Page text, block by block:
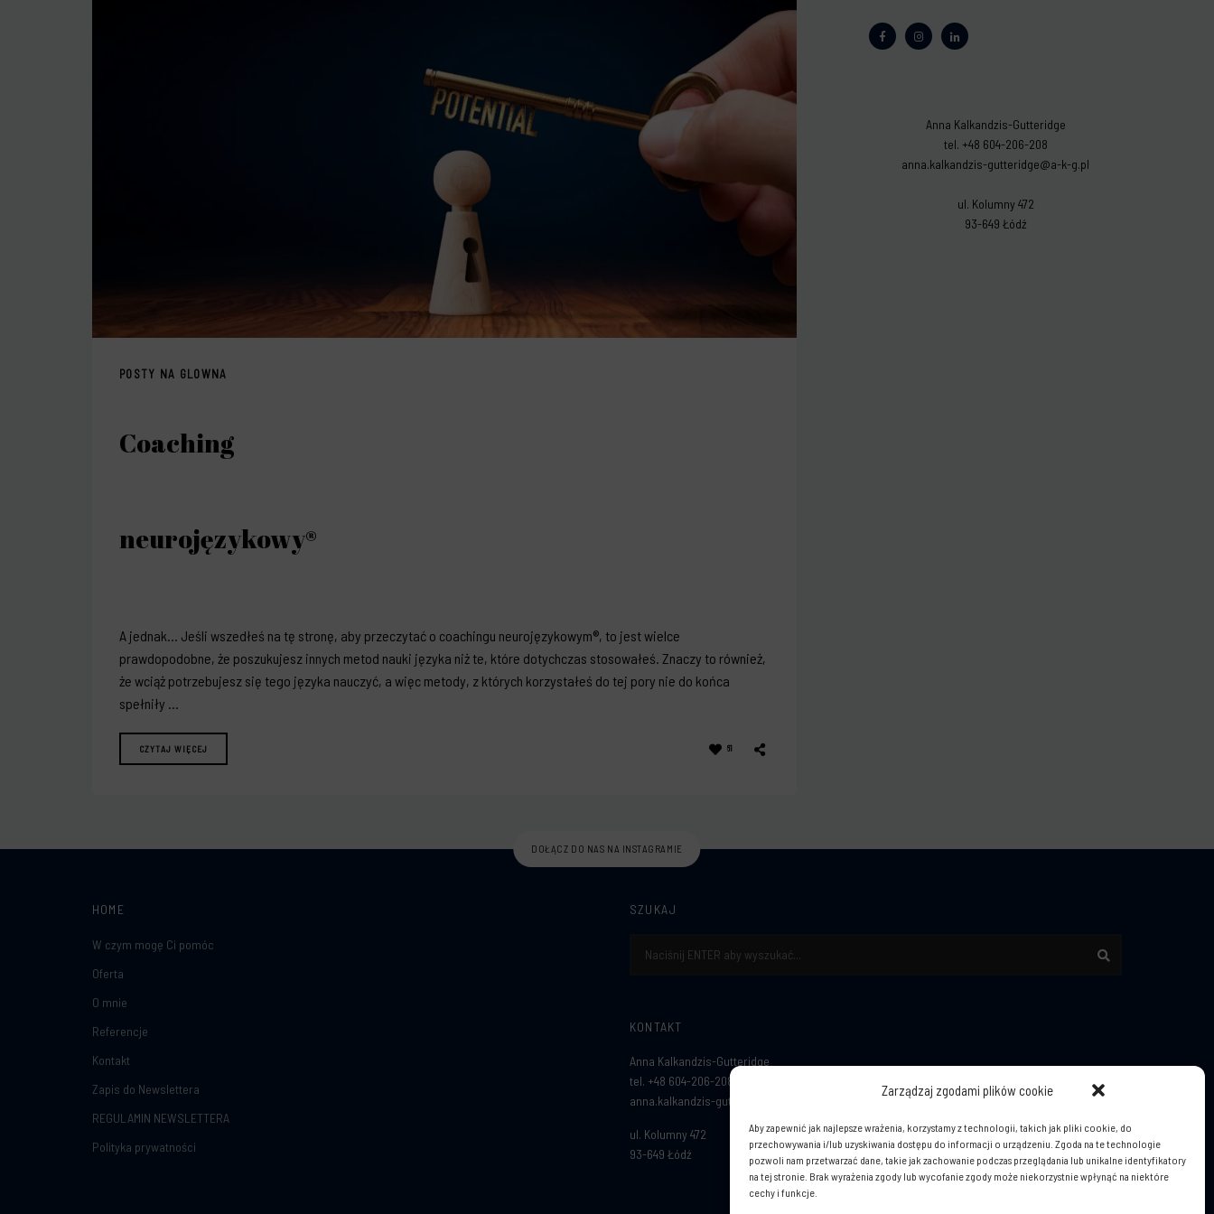
Zarządzaj zgodami plików cookie
Aby zapewnić jak najlepsze wrażenia, korzystamy z technologii, takich jak pliki cookie, do
przechowywania i/lub uzyskiwania dostępu do informacji o urządzeniu. Zgoda na te technologie
pozwoli nam przetwarzać dane, takie jak zachowanie podczas przeglądania lub unikalne identyfikatory
na tej stronie. Brak wyrażenia zgody lub wycofanie zgody może niekorzystnie wpłynąć na niektóre
cechy i funkcje.
POSTY NA GLOWNA
Coaching
neurojęzykowy®
A jednak… Jeśli wszedłeś na tę stronę, aby przeczytać o coachingu neurojęzykowym®, to jest wielce
prawdopodobne, że poszukujesz innych metod nauki języka niż te, które dotychczas stosowałeś. Znaczy to również,
że wciąż potrzebujesz się tego języka nauczyć, a więc metody, z których korzystałeś do tej pory nie do końca
spełniły …
CZYTAJ WIĘCEJ 61
Anna Kalkandzis-Gutteridge
tel. +48 604-206-208
anna.kalkandzis-gutteridge@a-k-g.pl
ul. Kolumny 472
93-649 Łódź
DOŁĄCZ DO NAS NA INSTAGRAMIE
HOME
W czym mogę Ci pomóc
Oferta
O mnie
Referencje
Kontakt
Zapis do Newslettera
REGULAMIN NEWSLETTERA
Polityka prywatności
SZUKAJ
KONTAKT
Anna Kalkandzis-Gutteridge
tel. +48 604-206-208
anna.kalkandzis-gutteridge@a-k-g.pl
ul. Kolumny 472
93-649 Łódź